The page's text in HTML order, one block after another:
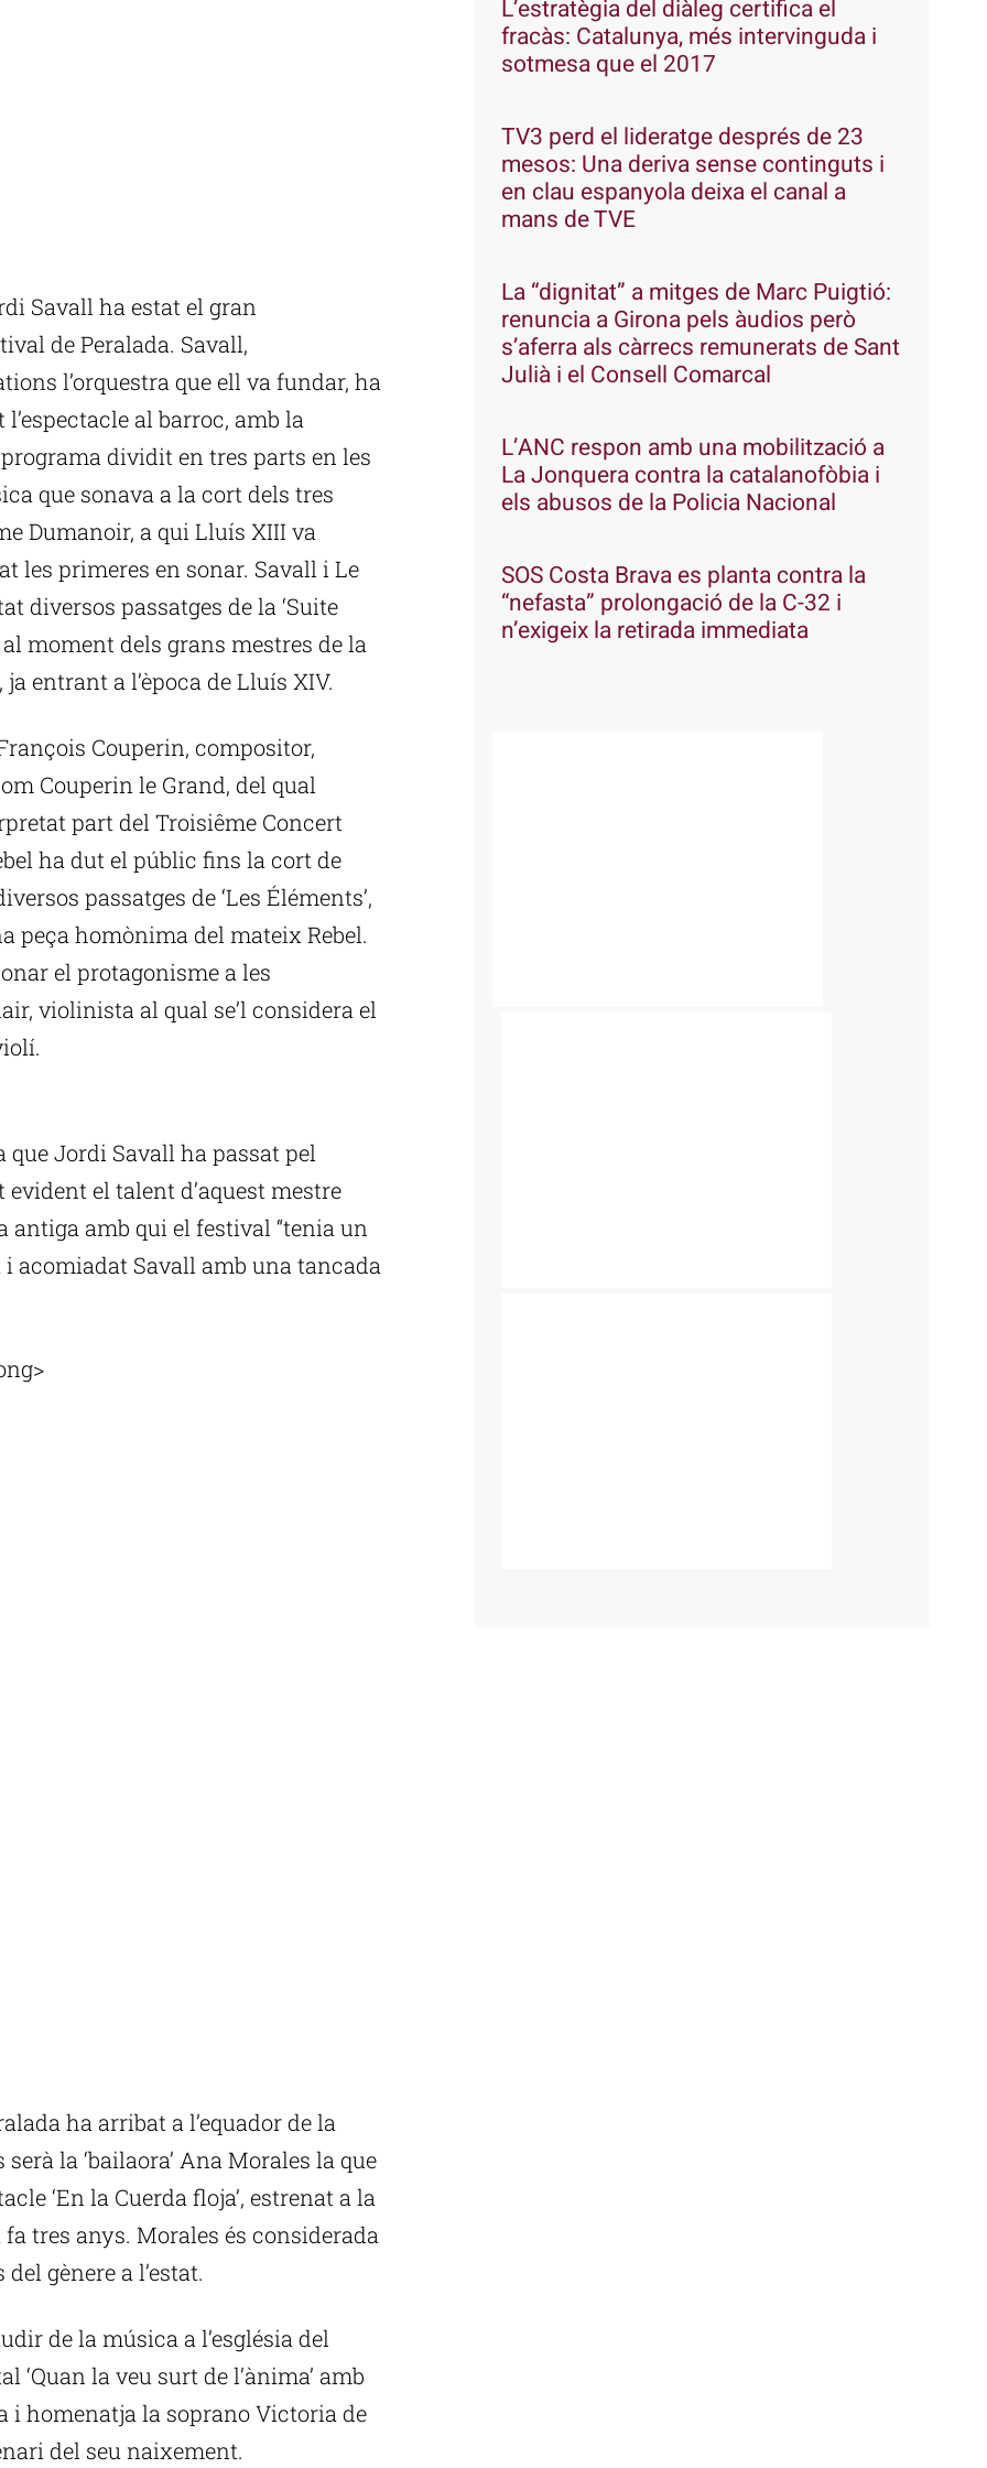
Savall ha estat el gran
de Peralada. Savall,
l’orquestra que ell va fundar, ha
al barroc, amb la
dividit en tres parts en les
que sonava a la cort dels tres
Dumanoir, a qui Lluís XIII va
les primeres en sonar. Savall i Le
diversos passatges de la ‘Suite
moment dels grans mestres de la
entrant a l’època de Lluís XIV.
Couperin, compositor,
Couperin le Grand, del qual
part del Troisiême Concert
ha dut el públic fins la cort de
passatges de ‘Les Éléments’,
peça homònima del mateix Rebel.
el protagonisme a les
violinista al qual se’l considera el
que Jordi Savall ha passat pel
el talent d’aquest mestre
amb qui el festival “tenia un
acomiadat Savall amb una tancada
ha arribat a l’equador de la
la ‘bailaora’ Ana Morales la que
‘En la Cuerda floja’, estrenat a la
tres anys. Morales és considerada
gènere a l’estat.
de la música a l’església del
‘Quan la veu surt de l’ànima’ amb
i homenatja la soprano Victoria de
del seu naixement.
L’estratègia del diàleg certifica el
fracàs: Catalunya, més intervinguda i
sotmesa que el 2017
TV3 perd el lideratge després de 23
mesos: Una deriva sense continguts i
en clau espanyola deixa el canal a
mans de TVE
La “dignitat” a mitges de Marc Puigtió:
renuncia a Girona pels àudios però
s’aferra als càrrecs remunerats de Sant
Julià i el Consell Comarcal
L’ANC respon amb una mobilització a
La Jonquera contra la catalanofòbia i
els abusos de la Policia Nacional
SOS Costa Brava es planta contra la
“nefasta” prolongació de la C-32 i
n’exigeix la retirada immediata